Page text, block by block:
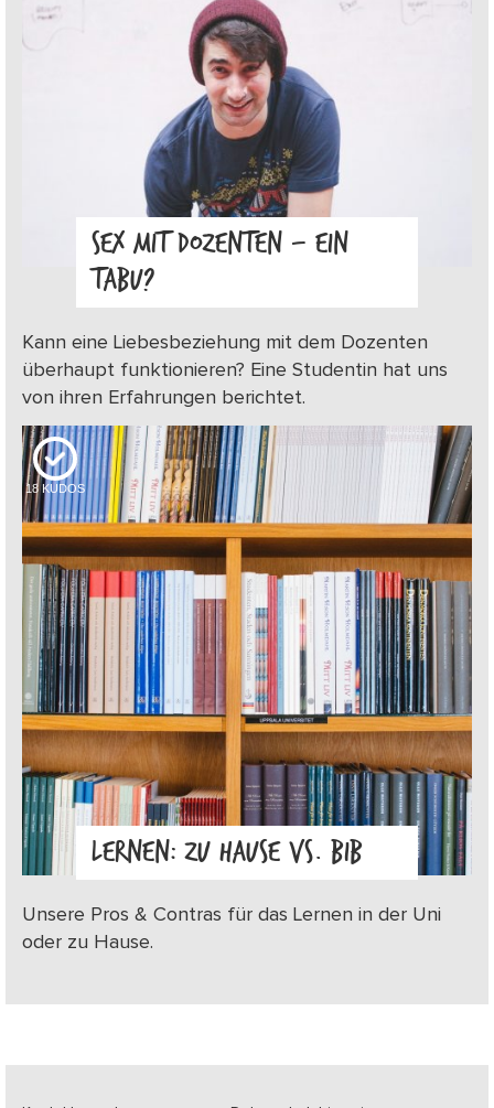
SEX MIT DOZENTEN – EIN
TABU?
Kann eine Liebesbeziehung mit dem Dozenten
überhaupt funktionieren? Eine Studentin hat uns
von ihren Erfahrungen berichtet.
18 KUDOS
LERNEN: ZU HAUSE VS. BIB
Unsere Pros & Contras für das Lernen in der Uni
oder zu Hause.